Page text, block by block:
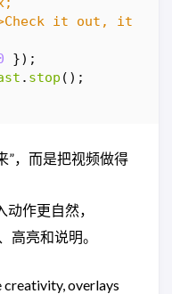
});
. stop ();
”，而是把视频做得
动作更自然，
高亮和说明。
overlays